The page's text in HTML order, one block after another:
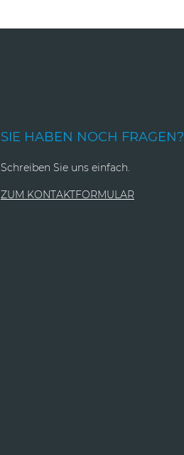
SIE HABEN NOCH FRAGEN?
Schreiben Sie uns einfach.
ZUM KONTAKTFORMULAR